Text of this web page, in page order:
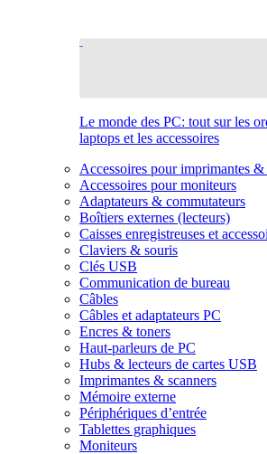
Le monde des PC: tout sur les
laptops et les accessoires
Accessoires pour imprimantes &
Accessoires pour moniteurs
Adaptateurs & commutateurs
Boîtiers externes (lecteurs)
Caisses enregistreuses et
Claviers & souris
Clés USB
Communication de bureau
Câbles
Câbles et adaptateurs PC
Encres & toners
Haut-parleurs de PC
Hubs & lecteurs de cartes USB
Imprimantes & scanners
Mémoire externe
Périphériques d’entrée
Tablettes graphiques
Moniteurs